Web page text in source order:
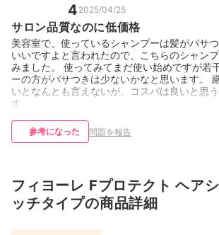
4 2025/04/25
サロン品質なのに低価格
美容室で、使っているシャンプーは髪がパサ
いいですよと言われたので、こちらのシャン
みました。 使ってみてまだ使い始めですが若
ーの方がパサつきは少ないかなと思います。
いとなんとも言えないが、コスパは良いと思
す。
参考になった 問題を報告
フィヨーレ Fプロテクト ヘア
ッチタイプの商品詳細